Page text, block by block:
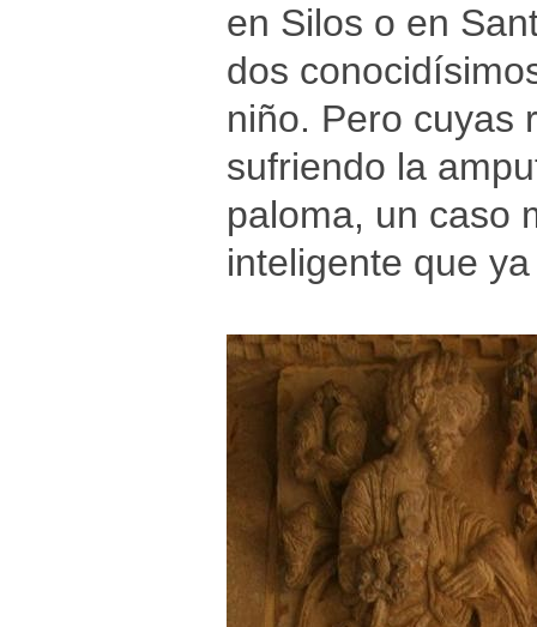
en Silos o en
dos
niño. Pero cuyas
sufriendo la
paloma, un caso
inteligente que